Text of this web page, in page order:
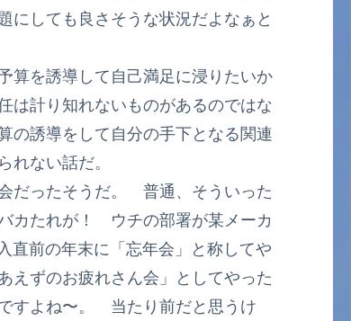
にしても良さそうな状況だよなぁと
算を誘導して自己満足に浸りたいか
は計り知れないものがあるのではな
誘導をして自分の手下となる関連
れない話だ。
だったそうだ。 普通、そういった
カたれが！ ウチの部署が某メーカ
直前の年末に「忘年会」と称してや
えずのお疲れさん会」としてやった
すよね〜。 当たり前だと思うけ